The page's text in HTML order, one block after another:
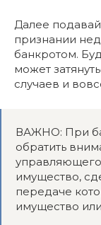
Далее
признании
банкротом.
может
случаев и
ВАЖНО: При
обратить
имущество,
передаче
имущество